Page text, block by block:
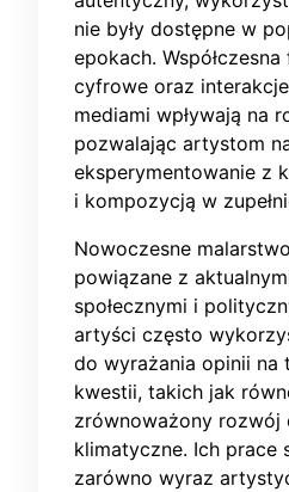
nie były dostępne w
epokach.
cyfrowe oraz
mediami wpływają na
pozwalając artystom
eksperymentowanie z
i kompozycją w
Nowoczesne
powiązane z
społecznymi i
artyści często
do wyrażania opinii na
kwestii, takich jak
zrównoważony rozwój
klimatyczne. Ich prace
zarówno wyraz